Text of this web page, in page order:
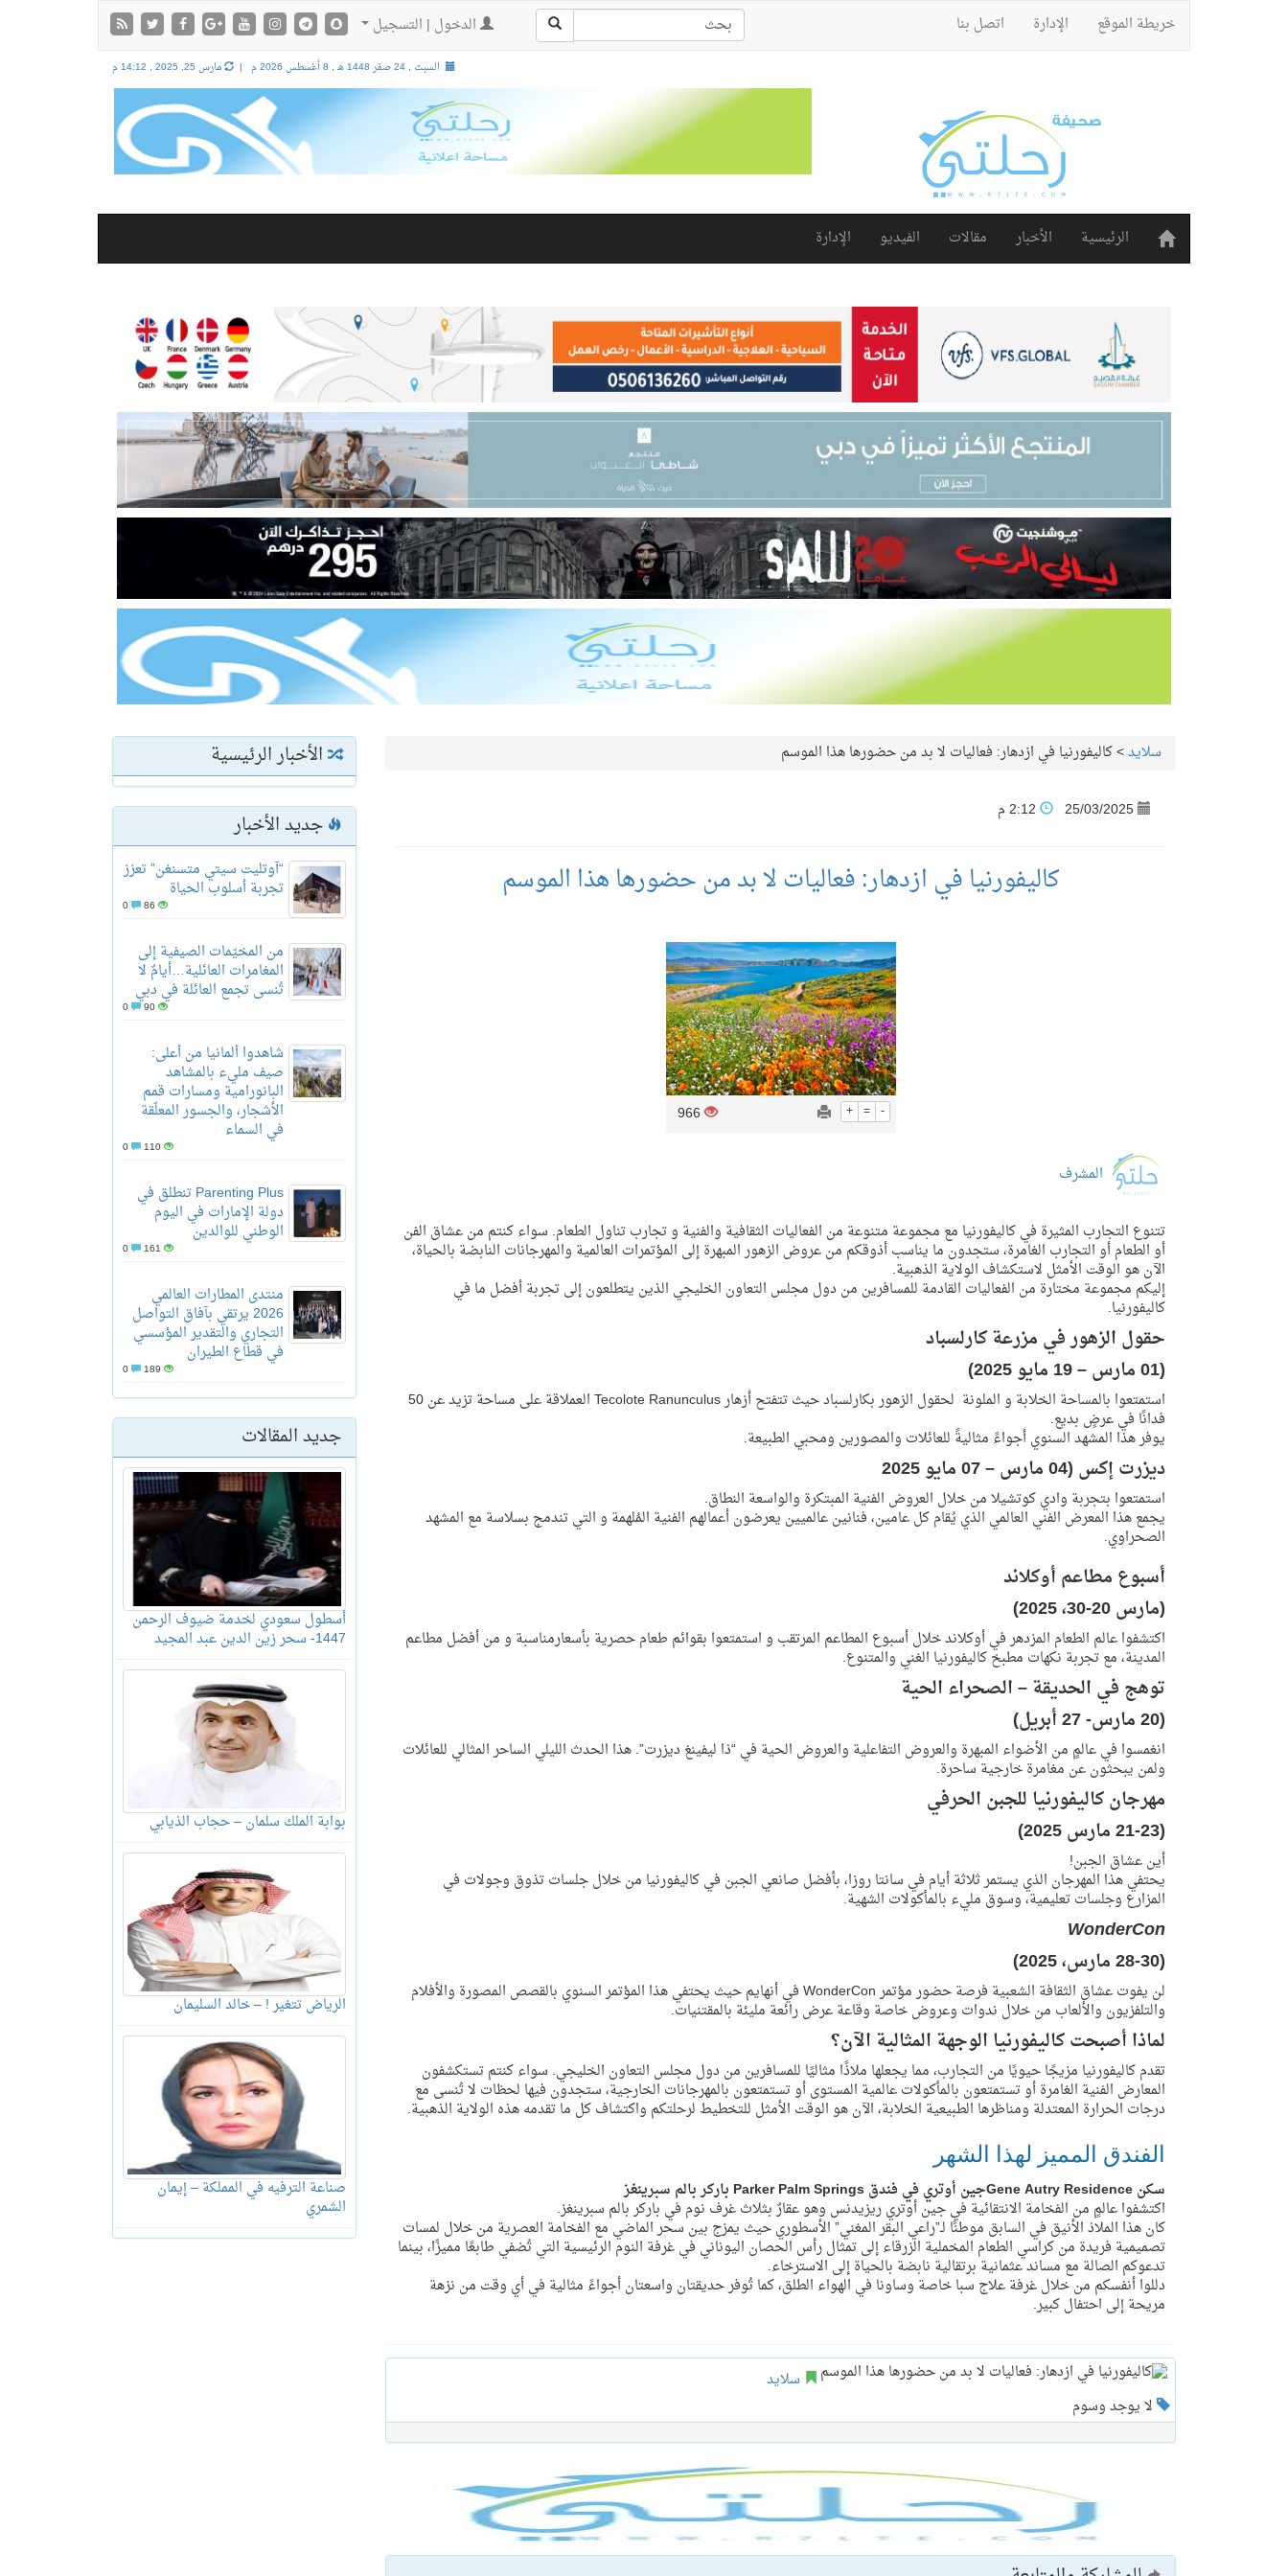
خريطة الموقع الإدارة اتصل بنا الدخول | التسجيل
السبت , 24 صفر 1448 هـ , 8 أغسطس 2026 م | مارس 25, 2025 , 14:12 م
الرئيسية الأخبار مقالات الفيديو الإدارة
الأخبار الرئيسية
جديد الأخبار
“آوتليت سيتي متسنغن” تعزز
تجربة أسلوب الحياة
86
من المخيّمات الصيفية إلى
المغامرات العائلية…أيامٌ لا
تُنسى تجمع العائلة في دبي
90
شاهدوا ألمانيا من أعلى:
صيف مليء بالمشاهد
البانورامية ومسارات قمم
الأشجار، والجسور المعلّقة
في السماء
110
Parenting Plus تنطلق في
دولة الإمارات في اليوم
الوطني للوالدين
161
منتدى المطارات العالمي
2026 يرتقي بآفاق التواصل
التجاري والتقدير المؤسسي
في قطاع الطيران
189
جديد المقالات
أسطول سعودي لخدمة ضيوف الرحمن
1447- سحر زين الدين عبد المجيد
بوابة الملك سلمان – حجاب الذيابي
الرياض تتغير ! – خالد السليمان
صناعة الترفيه في المملكة – إيمان
الشمري
سلايد>كاليفورنيا في ازدهار: فعاليات لا بد من حضورها هذا الموسم
25/03/2025
كاليفورنيا في ازدهار: فعاليات لا بد من حضورها هذا الموسم
+ = -
966
المشرف
تتنوع التجارب المثيرة في كاليفورنيا مع مجموعة متنوعة من الفعاليات الثقافية والفنية و تجارب تناول الطعام. سواء كنتم من عشاق الفن
أو الطعام أو التجارب الغامرة، ستجدون ما يناسب أذوقكم من عروض الزهور المبهرة إلى المؤتمرات العالمية والمهرجانات النابضة بالحياة،
الآن هو الوقت الأمثل لاستكشاف الولاية الذهبية.
إليكم مجموعة مختارة من الفعاليات القادمة للمسافرين من دول مجلس التعاون الخليجي الذين يتطلعون إلى تجربة أفضل ما في
كاليفورنيا.
حقول الزهور في مزرعة كارلسباد
(01 مارس – 19 مايو 2025)
استمتعوا بالمساحة الخلابة و الملونة لحقول الزهور بكارلسباد حيث تتفتح أزهار Tecolote Ranunculus العملاقة على مساحة تزيد عن 50
فدانًا في عرضٍ بديع.
يوفر هذا المشهد السنوي أجواءً مثاليةً للعائلات والمصورين ومحبي الطبيعة.
ديزرت إكس (04 مارس – 07 مايو 2025
استمتعوا بتجربة وادي كوتشيلا من خلال العروض الفنية المبتكرة والواسعة النطاق.
يجمع هذا المعرض الفني العالمي الذي يُقام كل عامين، فنانين عالميين يعرضون أعمالهم الفنية المُلهمة و التي تندمج بسلاسة مع المشهد
الصحراوي.
أسبوع مطاعم أوكلاند
(مارس 20-30، 2025)
اكتشفوا عالم الطعام المزدهر في أوكلاند خلال أسبوع المطاعم المرتقب و استمتعوا بقوائم طعام حصرية بأسعارمناسبة و من أفضل مطاعم
المدينة، مع تجربة نكهات مطبخ كاليفورنيا الغني والمتنوع.
توهج في الحديقة – الصحراء الحية
(20 مارس- 27 أبريل)
انغمسوا في عالمٍ من الأضواء المبهرة والعروض التفاعلية والعروض الحية في “ذا ليفينغ ديزرت”. هذا الحدث الليلي الساحر المثالي للعائلات
ولمن يبحثون عن مغامرة خارجية ساحرة.
مهرجان كاليفورنيا للجبن الحرفي
(21-23 مارس 2025)
أين عشاق الجبن!
يحتفي هذا المهرجان الذي يستمر ثلاثة أيام في سانتا روزا، بأفضل صانعي الجبن في كاليفورنيا من خلال جلسات تذوق وجولات في
المزارع وجلسات تعليمية، وسوق مليء بالمأكولات الشهية.
WonderCon
(28-30 مارس، 2025)
لن يفوت عشاق الثقافة الشعبية فرصة حضور مؤتمر WonderCon في أنهايم حيث يحتفي هذا المؤتمر السنوي بالقصص المصورة والأفلام
والتلفزيون والألعاب من خلال ندوات وعروض خاصة وقاعة عرض رائعة مليئة بالمقتنيات.
لماذا أصبحت كاليفورنيا الوجهة المثالية الآن؟
تقدم كاليفورنيا مزيجًا حيويًا من التجارب، مما يجعلها ملاذًا مثاليًا للمسافرين من دول مجلس التعاون الخليجي. سواء كنتم تستكشفون
المعارض الفنية الغامرة أو تستمتعون بالمأكولات عالمية المستوى أو تستمتعون بالمهرجانات الخارجية، ستجدون فيها لحظات لا تُنسى مع
درجات الحرارة المعتدلة ومناظرها الطبيعية الخلابة، الآن هو الوقت الأمثل للتخطيط لرحلتكم واكتشاف كل ما تقدمه هذه الولاية الذهبية.
الفندق المميز لهذا الشهر
سكن Gene Autry Residenceجين أوتري في فندق Parker Palm Springs باركر بالم سبرينغز
اكتشفوا عالمٍ من الفخامة الانتقائية في جين أوتري ريزيدنس وهو عقارٌ بثلاث غرف نوم في باركر بالم سبرينغز.
كان هذا الملاذ الأنيق في السابق موطنًا لـ”راعي البقر المغني” الأسطوري حيث يمزج بين سحر الماضي مع الفخامة العصرية من خلال لمسات
تصميمية فريدة من كراسي الطعام المخملية الزرقاء إلى تمثال رأس الحصان اليوناني في غرفة النوم الرئيسية التي تُضفي طابعًا مميزًا، بينما
تدعوكم الصالة مع مساند عثمانية برتقالية نابضة بالحياة إلى الاسترخاء.
دللوا أنفسكم من خلال غرفة علاج سبا خاصة وساونا في الهواء الطلق، كما تُوفر حديقتان واسعتان أجواءً مثالية في أي وقت من نزهة
مريحة إلى احتفال كبير.
سلايد
لا يوجد وسوم